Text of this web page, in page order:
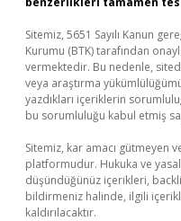
Sitemiz, 5651 Sayılı Kanun
Kurumu (BTK) tarafından
vermektedir. Bu nedenle,
veya araştırma
yazdıkları içeriklerin
bu sorumluluğu kabul etmiş
Sitemiz, kar amacı gütmeyen
platformudur. Hukuka ve
düşündüğünüz içerikleri,
bildirmeniz halinde, ilgili
kaldırılacaktır.